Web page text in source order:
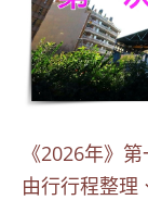
《2026年》
由行行程整理